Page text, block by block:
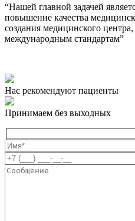
“Нашей главной задачей
повышение качества
создания медицинского
международным стандартам”
Нас рекомендуют пациенты
Принимаем без выходных